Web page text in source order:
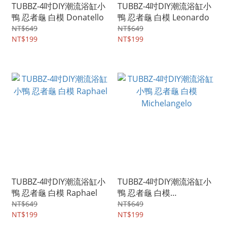
TUBBZ-4吋DIY潮流浴缸小
鴨 忍者龜 白模 Donatello
NT$649
NT$199
TUBBZ-4吋DIY潮流浴缸小
鴨 忍者龜 白模 Leonardo
NT$649
NT$199
TUBBZ-4吋DIY潮流浴缸小
鴨 忍者龜 白模 Raphael
NT$649
NT$199
TUBBZ-4吋DIY潮流浴缸小
鴨 忍者龜 白模
Michelangelo
NT$649
NT$199